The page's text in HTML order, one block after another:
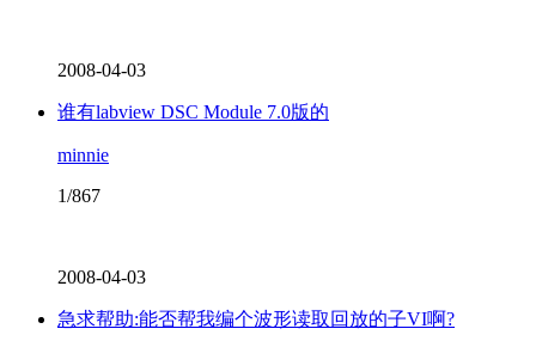
2008-04-03
谁有labview DSC Module 7.0版的
minnie
1/867
2008-04-03
急求帮助:能否帮我编个波形读取回放的子VI啊?